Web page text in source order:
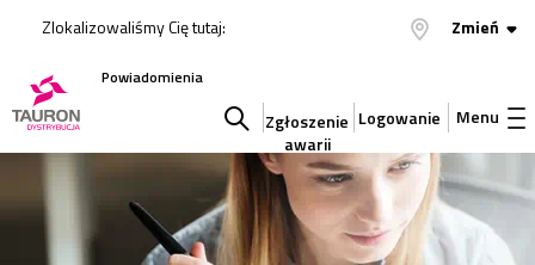
Zlokalizowaliśmy Cię tutaj: Zmień
Powiadomienia
Szukaj
w
Zgłoszenie
awarii
Logowanie Menu